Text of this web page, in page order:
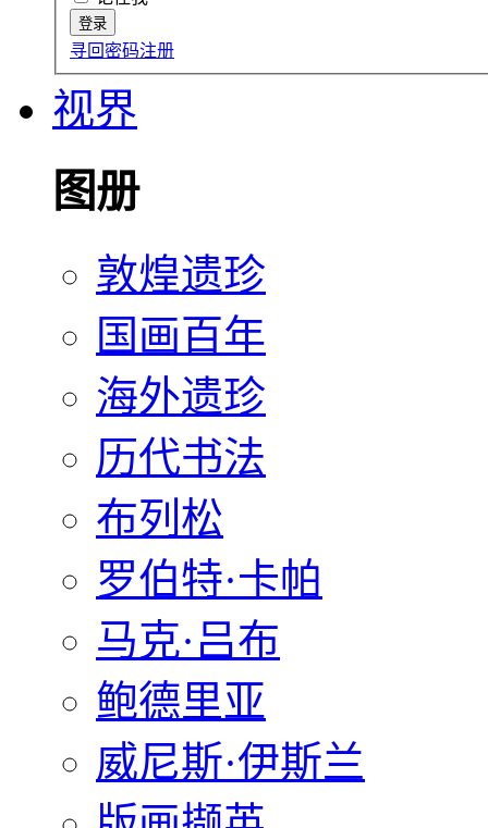
寻回密码注册
视界
图册
敦煌遗珍
国画百年
海外遗珍
历代书法
布列松
罗伯特·卡帕
马克·吕布
鲍德里亚
威尼斯·伊斯兰